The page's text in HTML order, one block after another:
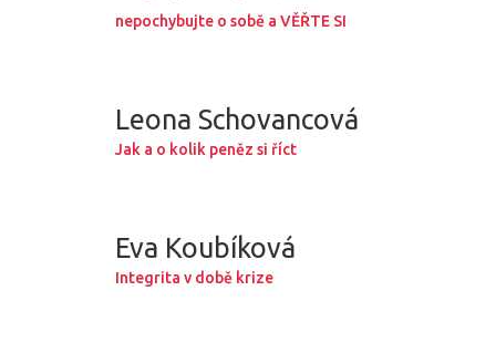
nepochybujte o sobě a VĚŘTE SI
Leona Schovancová
Jak a o kolik peněz si říct
Eva Koubíková
Integrita v době krize